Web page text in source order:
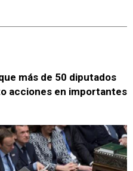
más de 50 diputados
acciones en importantes